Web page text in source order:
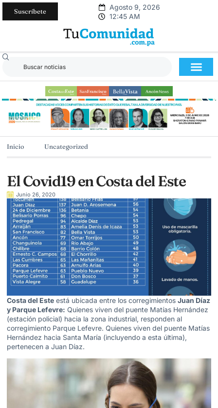
Suscríbete
Agosto 9, 2026
12:45 AM
Inicio Uncategorized
El Covid19 en Costa del Este
Junio 26, 2020
Costa del Este está ubicada entre los corregimientos Juan Díaz
y Parque Lefevre: Quienes viven del puente Matías Hernández
(estación policial) hacia la zona industrial, responden al
corregimiento Parque Lefevre. Quienes viven del puente Matías
Hernández hacia Santa María (incluyendo a esta última),
pertenecen a Juan Díaz.